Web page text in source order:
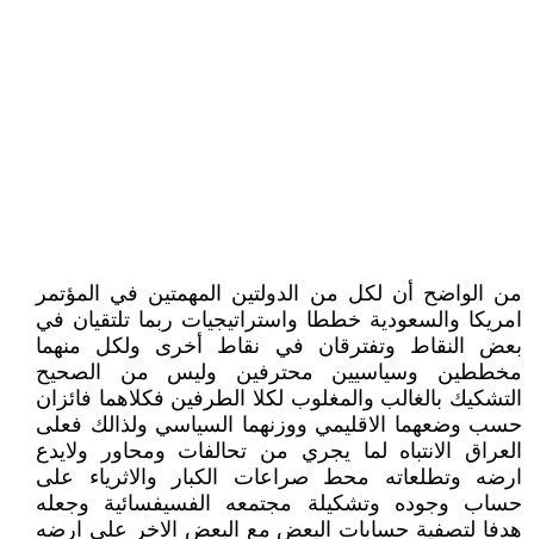
من الواضح أن لكل من الدولتين المهمتين في المؤتمر
امريكا والسعودية خططا واستراتيجيات ربما تلتقيان في
بعض النقاط وتفترقان في نقاط أخرى ولكل منهما
مخططين وسياسيين محترفين وليس من الصحيح
التشكيك بالغالب والمغلوب لكلا الطرفين فكلاهما فائزان
حسب وضعهما الاقليمي ووزنهما السياسي ولذالك فعلى
العراق الانتباه لما يجري من تحالفات ومحاور ولايدع
ارضه وتطلعاته محط صراعات الكبار والاثرياء على
حساب وجوده وتشكيلة مجتمعه الفسيفسائية وجعله
هدفا لتصفية حسابات البعض مع البعض الاخر على ارضه